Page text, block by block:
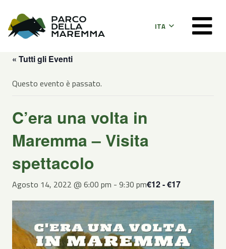
ITA
« Tutti gli Eventi
Questo evento è passato.
C’era una volta in
Maremma – Visita
spettacolo
Agosto 14, 2022 @ 6:00 pm - 9:30 pm€12 - €17